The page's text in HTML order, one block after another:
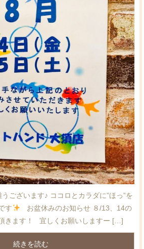
ございます♪ ココロとカラダに”ほっ”を
す
お盆休みのお知らせ ８/13、14の
きます！ 宜しくお願いしますー […]
続きを読む